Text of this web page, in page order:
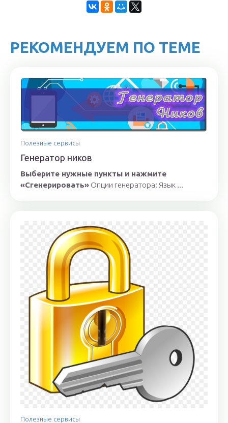
РЕКОМЕНДУЕМ ПО ТЕМЕ
Полезные сервисы
Генератор ников
Выберите нужные пункты и нажмите
«Сгенерировать» Опции генератора: Язык ...
Полезные сервисы